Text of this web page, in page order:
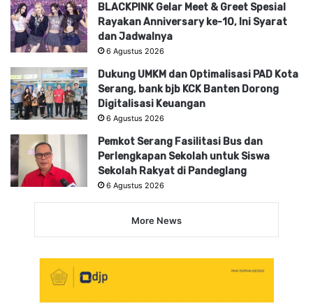
BLACKPINK Gelar Meet & Greet Spesial
Rayakan Anniversary ke-10, Ini Syarat
dan Jadwalnya
6 Agustus 2026
Dukung UMKM dan Optimalisasi PAD Kota
Serang, bank bjb KCK Banten Dorong
Digitalisasi Keuangan
6 Agustus 2026
Pemkot Serang Fasilitasi Bus dan
Perlengkapan Sekolah untuk Siswa
Sekolah Rakyat di Pandeglang
6 Agustus 2026
More News